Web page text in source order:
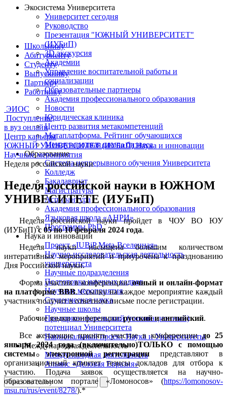
Экосистема Университета
Университет сегодня
Руководство
Презентация "ЮЖНЫЙ УНИВЕРСИТЕТ"
(ИУБиП)
3D экскурсия
Академии
Управление воспитательной работы и
социализации
Образовательные партнеры
Академия профессионального образования
Новости
Юридическая клиника
Центр развития метакомпетенций
Матаплатформа. Рейтинг обучающихся
Международная школа бизнеса
Образование
Система непрерывного обучения Университета
Колледж
Бакалавриат
Магистратура
Аспирантура
Академия профессионального образования
Языковая школа «АНРИ»
Программы PhD
Наука и инновации
Проект «IUBiP Meta-Вселенная»
Научно-исследовательская деятельность
университета
Научные подразделения
Подготовка научных кадров
Научные мероприятия
Студенческая наука
Научные школы
Предпринимательский (инновационный)
потенциал Университета
Национальный проект Наука и Университеты
Международная деятельность
Международная деятельность
Альянс «Деловая Евразия»
Школьнику
Абитуриенту
Студенту
Выпускнику
Партнеру
Работнику
ЭИОС
Поступление
в вуз онлайн
Центр карьеры
ЮЖНЫЙ УНИВЕРСИТЕТ (ИУБиП)Наука и инновации
Научные мероприятия
Неделя российской науки
Неделя российской науки в ЮЖНОМ
УНИВЕСИТЕТЕ (ИУБиП)
Неделя российской науки пройдет в ЧОУ ВО ЮУ
(ИУБиП)с 05 по 10 февраля 2024 года.
Неделя науки насыщена большим количеством
интеративных мероприятий и приурочена к празднованию
Дня Российской науки.
Форма участия в конференции:очный и онлайн-формат
на платформе ВВВ. Ссылку на каждое мероприятие каждый
участник получит в ответном письме после регистрации.
Рабочие языки конференции:русский и английский.
Все желающие принять участие в конференциидо 25
января 2024 года (включительно)ТОЛЬКО с помощью
системы электронной регистрации представляют в
организационный комитет тезисы докладов для отбора к
участию. Подача заявок осуществляется на научно-
образовательном портале «Ломоносов» (https://lomonosov-
msu.ru/rus/event/8278/).*